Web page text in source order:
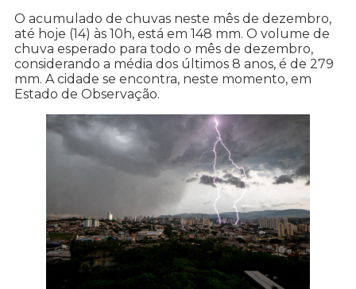
O acumulado de chuvas neste mês de dezembro,
até hoje (14) às 10h, está em 148 mm. O volume de
chuva esperado para todo o mês de dezembro,
considerando a média dos últimos 8 anos, é de 279
mm. A cidade se encontra, neste momento, em
Estado de Observação.